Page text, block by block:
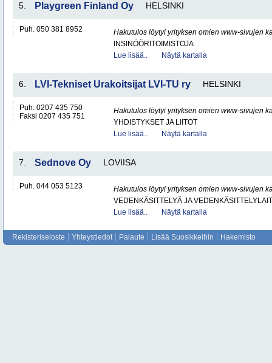
5. Playgreen Finland Oy HELSINKI
Puh. 050 381 8952
Hakutulos löytyi yrityksen omien www-sivujen
INSINÖÖRITOIMISTOJA
Lue lisää..
Näytä kartalla
6. LVI-Tekniset Urakoitsijat LVI-TU ry HELSINKI
Puh. 0207 435 750
Faksi 0207 435 751
Hakutulos löytyi yrityksen omien www-sivujen
YHDISTYKSET JA LIITOT
Lue lisää..
Näytä kartalla
7. Sednove Oy LOVIISA
Puh. 044 053 5123
Hakutulos löytyi yrityksen omien www-sivujen
VEDENKÄSITTELYÄ JA
Lue lisää..
Näytä kartalla
Rekisteriseloste Yhteystiedot Palaute Lisää Suosikkeihin Hakemisto